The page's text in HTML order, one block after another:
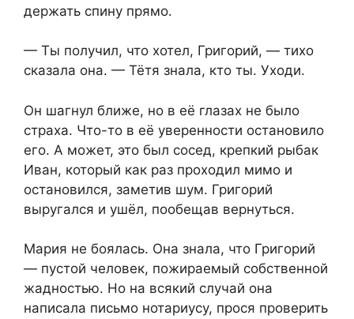
держать спину прямо.
— Ты получил, что хотел, Григорий, — тихо
сказала она. — Тётя знала, кто ты. Уходи.
Он шагнул ближе, но в её глазах не было
страха. Что-то в её уверенности остановило
его. А может, это был сосед, крепкий рыбак
Иван, который как раз проходил мимо и
остановился, заметив шум. Григорий
выругался и ушёл, пообещав вернуться.
Мария не боялась. Она знала, что Григорий
— пустой человек, пожираемый собственной
жадностью. Но на всякий случай она
написала письмо нотариусу, прося проверить